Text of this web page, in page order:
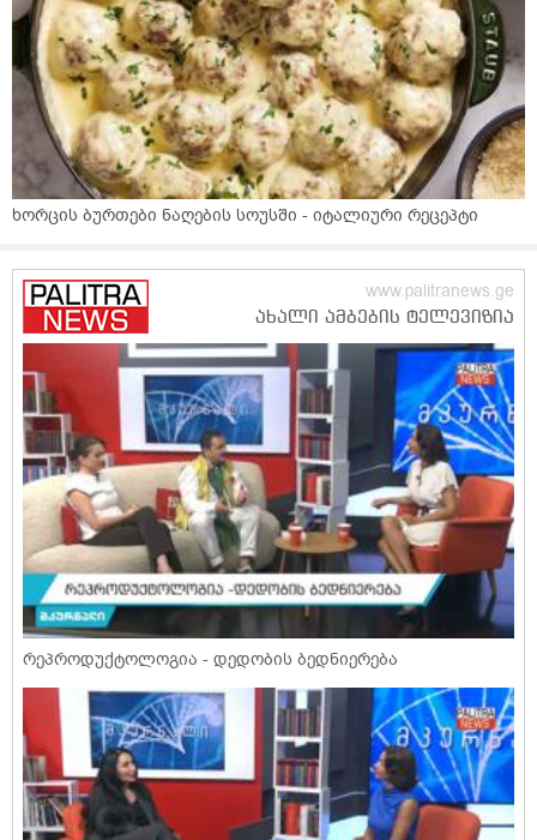
ხორცის ბურთები ნაღების სოუსში - იტალიური რეცეპტი
რეპროდუქტოლოგია - დედობის ბედნიერება